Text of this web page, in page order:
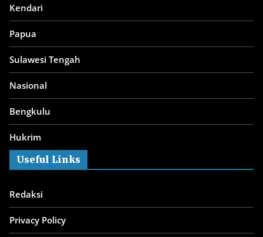
Kendari
Papua
Sulawesi Tengah
Nasional
Bengkulu
Hukrim
Useful Links
Redaksi
Privacy Policy